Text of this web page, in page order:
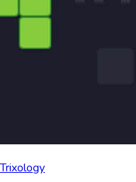
Trixology